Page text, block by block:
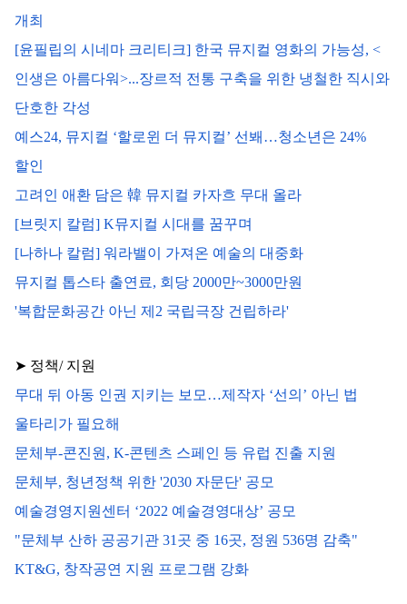
개최
[윤필립의 시네마 크리티크] 한국 뮤지컬 영화의 가능성, <
인생은 아름다워>...장르적 전통 구축을 위한 냉철한 직시와
단호한 각성
예스24, 뮤지컬 ‘할로윈 더 뮤지컬’ 선봬…청소년은 24%
할인
고려인 애환 담은 韓 뮤지컬 카자흐 무대 올라
[브릿지 칼럼] K뮤지컬 시대를 꿈꾸며
[나하나 칼럼] 워라밸이 가져온 예술의 대중화
뮤지컬 톱스타 출연료, 회당 2000만~3000만원
'복합문화공간 아닌 제2 국립극장 건립하라'
➤ 정책/ 지원
무대 뒤 아동 인권 지키는 보모…제작자 ‘선의’ 아닌 법
울타리가 필요해
문체부-콘진원, K-콘텐츠 스페인 등 유럽 진출 지원
문체부, 청년정책 위한 '2030 자문단' 공모
예술경영지원센터 ‘2022 예술경영대상’ 공모
"문체부 산하 공공기관 31곳 중 16곳, 정원 536명 감축"
KT&G, 창작공연 지원 프로그램 강화